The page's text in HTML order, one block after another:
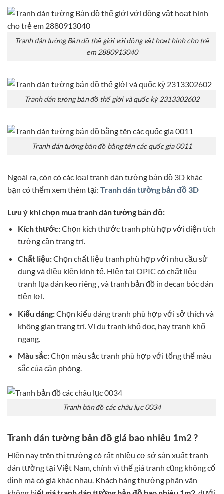
Tranh dán tường Bản đồ thế giới với động vật hoạt hình cho trẻ
em 2880913040
Tranh dán tường bản đồ thế giới và quốc kỳ 2313302602
Tranh dán tường bản đồ bằng tên các quốc gia 0011
Ngoài ra, còn có các loại tranh dán tường bản đồ 3D khác
bạn có thểm xem thêm tại: Tranh dán tường bản đồ 3D
Lưu ý khi chọn mua tranh dán tường bản đồ:
Kích thước:Chọn kích thước tranh phù hợp với diện tích
tường cần trang trí.
Chất liệu:Chọn chất liệu tranh phù hợp với nhu cầu sử
dụng và điều kiện kinh tế. Hiện tại OPIC có chất liệu
tranh lụa dán keo riêng , và tranh bản đồ in decan bóc dán
tiện lợi.
Kiểu dáng:Chọn kiểu dáng tranh phù hợp với sở thích và
không gian trang trí. Ví dụ tranh khổ dọc, hay tranh khổ
ngang.
Màu sắc:Chọn màu sắc tranh phù hợp với tổng thể màu
sắc của căn phòng.
Tranh bản đồ các châu lục 0034
Tranh dán tường bản đồ giá bao nhiêu 1m2 ?
Hiện nay trên thị trường có rất nhiều cơ sở sản xuất tranh
dán tường tại Việt Nam, chính vì thế giá tranh cũng không cố
định mà có giá khác nhau. Khách hàng thường phân vân
không biếtgiá tranh dán tường bản đồ bao nhiêu 1m2 , dưới